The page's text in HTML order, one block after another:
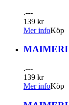
.---
139 kr
Mer infoKöp
MAIMERI
.---
139 kr
Mer infoKöp